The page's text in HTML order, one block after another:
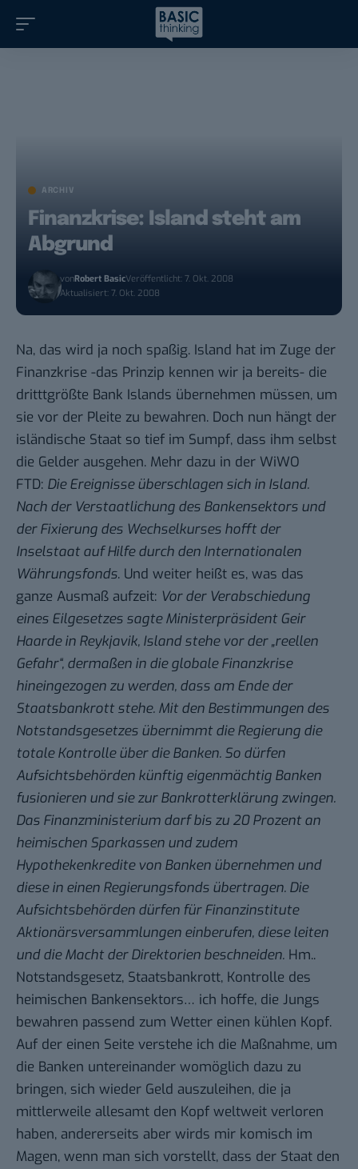
ARCHIV
Finanzkrise: Island steht am
Abgrund
vonRobert BasicVeröffentlicht: 7. Okt. 2008
Aktualisiert: 7. Okt. 2008
Na, das wird ja noch spaßig. Island hat im Zuge der
Finanzkrise -das Prinzip kennen wir ja bereits- die
dritttgrößte Bank Islands übernehmen müssen, um
sie vor der Pleite zu bewahren. Doch nun hängt der
isländische Staat so tief im Sumpf, dass ihm selbst
die Gelder ausgehen. Mehr dazu in der WiWO
FTD: Die Ereignisse überschlagen sich in Island.
Nach der Verstaatlichung des Bankensektors und
der Fixierung des Wechselkurses hofft der
Inselstaat auf Hilfe durch den Internationalen
Währungsfonds. Und weiter heißt es, was das
ganze Ausmaß aufzeit: Vor der Verabschiedung
eines Eilgesetzes sagte Ministerpräsident Geir
Haarde in Reykjavik, Island stehe vor der „reellen
Gefahr“, dermaßen in die globale Finanzkrise
hineingezogen zu werden, dass am Ende der
Staatsbankrott stehe. Mit den Bestimmungen des
Notstandsgesetzes übernimmt die Regierung die
totale Kontrolle über die Banken. So dürfen
Aufsichtsbehörden künftig eigenmächtig Banken
fusionieren und sie zur Bankrotterklärung zwingen.
Das Finanzministerium darf bis zu 20 Prozent an
heimischen Sparkassen und zudem
Hypothekenkredite von Banken übernehmen und
diese in einen Regierungsfonds übertragen. Die
Aufsichtsbehörden dürfen für Finanzinstitute
Aktionärsversammlungen einberufen, diese leiten
und die Macht der Direktorien beschneiden. Hm..
Notstandsgesetz, Staatsbankrott, Kontrolle des
heimischen Bankensektors… ich hoffe, die Jungs
bewahren passend zum Wetter einen kühlen Kopf.
Auf der einen Seite verstehe ich die Maßnahme, um
die Banken untereinander womöglich dazu zu
bringen, sich wieder Geld auszuleihen, die ja
mittlerweile allesamt den Kopf weltweit verloren
haben, andererseits aber wirds mir komisch im
Magen, wenn man sich vorstellt, dass der Staat den